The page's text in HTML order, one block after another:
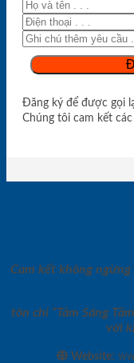
Đăng ký để được gọi
Chúng tôi cam kết
Cam kết không
tôn chỉ “Tâm Sáng
với
Website: